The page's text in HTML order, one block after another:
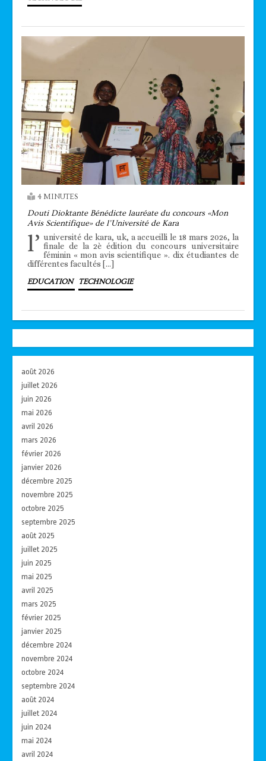
4 MINUTES
Douti Dioktante Bénédicte lauréate du concours «Mon
Avis Scientifique» de l’Université de Kara
l’ université de kara, uk, a accueilli le 18 mars 2026, la
finale de la 2è édition du concours universitaire
féminin « mon avis scientifique ». dix étudiantes de
différentes facultés […]
EDUCATION TECHNOLOGIE
août 2026
juillet 2026
juin 2026
mai 2026
avril 2026
mars 2026
février 2026
janvier 2026
décembre 2025
novembre 2025
octobre 2025
septembre 2025
août 2025
juillet 2025
juin 2025
mai 2025
avril 2025
mars 2025
février 2025
janvier 2025
décembre 2024
novembre 2024
octobre 2024
septembre 2024
août 2024
juillet 2024
juin 2024
mai 2024
avril 2024